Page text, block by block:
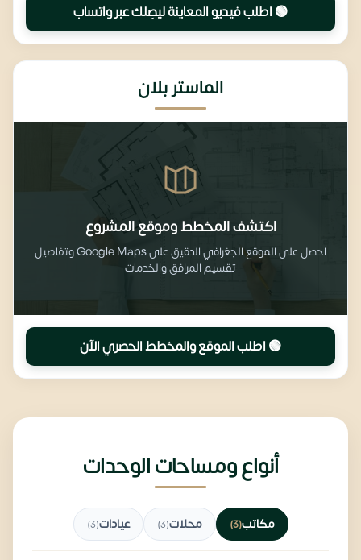
🟢 اطلب فيديو المعاينة ليصِلك عبر واتساب
الماستر بلان
اكتشف المخطط وموقع المشروع
احصل على الموقع الجغرافي الدقيق على Google Maps وتفاصيل
تقسيم المرافق والخدمات
🟢 اطلب الموقع والمخطط الحصري الآن
أنواع ومساحات الوحدات
مكاتب(3) محلات(3) عيادات(3)